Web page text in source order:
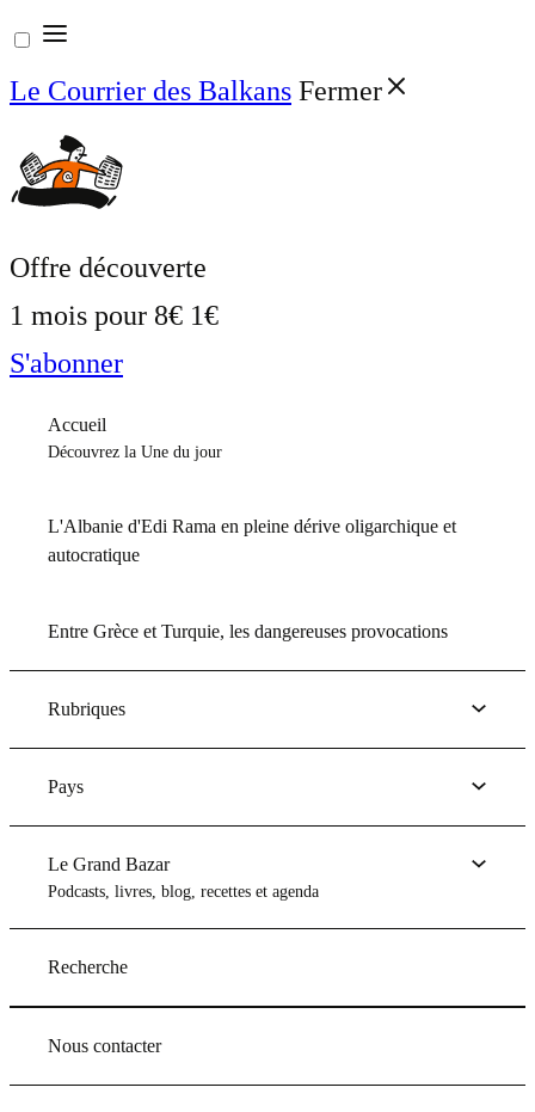
Aller
au
contenu
Le Courrier des Balkans Fermer
Offre découverte
1 mois pour 8€ 1€
S'abonner
Accueil
Découvrez la Une du jour
L'Albanie d'Edi Rama en pleine dérive oligarchique et
autocratique
Entre Grèce et Turquie, les dangereuses provocations
Rubriques
Pays
Le Grand Bazar
Podcasts, livres, blog, recettes et agenda
Recherche
Nous contacter